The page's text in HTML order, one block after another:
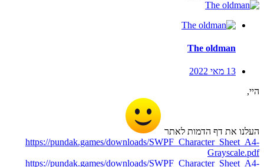
The oldman
13 מאי 2022
היי,
העלנו את דף הדמות לאתר
https://pundak.games/downloads/SWPF_Character_Sheet_A4-
Grayscale.pdf
https://pundak.games/downloads/SWPF_Character_Sheet_A4-